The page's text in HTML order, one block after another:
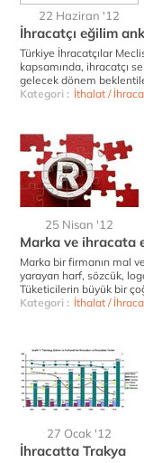
22 Haziran '12
İhracatçı eğilim
Türkiye İhracatçılar
kapsamında, ihracatçı
gelecek dönem
Kategori : İthalat /
25 Nisan '12
Marka ve ihracata
Marka bir firmanın mal
yarayan harf, sözcük,
Tüketicilerin büyük bir
Kategori : İthalat /
27 Ocak '12
İhracatta Trakya